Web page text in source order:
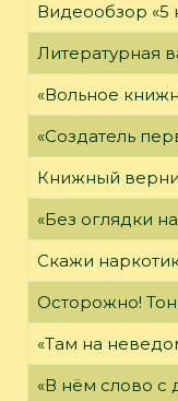
Видеообзор «5
Литературная
«Вольное
«Создатель
Книжный
«Без оглядки
Скажи
Осторожно!
«Там на
«В нём слово с